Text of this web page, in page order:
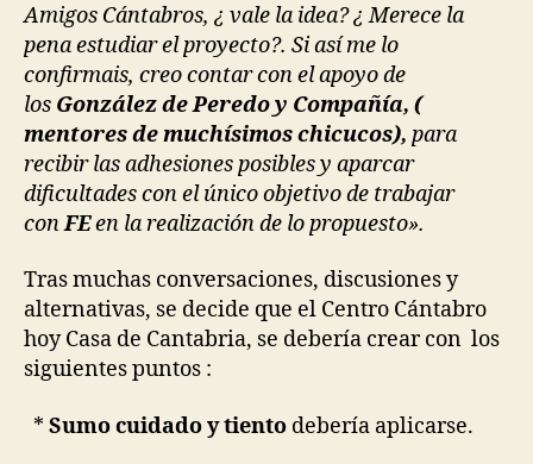
Amigos Cántabros, ¿ vale la idea? ¿ Merece la
pena estudiar el proyecto?. Si así me lo
confirmais, creo contar con el apoyo de
los González de Peredo y Compañía, (
mentores de muchísimos chicucos), para
recibir las adhesiones posibles y aparcar
dificultades con el único objetivo de trabajar
conFEen la realización de lo propuesto».
Tras muchas conversaciones, discusiones y
alternativas, se decide que el Centro Cántabro
hoy Casa de Cantabria, se debería crear con los
siguientes puntos :
* Sumo cuidado y tiento debería aplicarse.